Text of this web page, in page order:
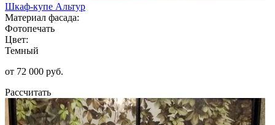
Шкаф-купе Альтур
Материал фасада:
Фотопечать
Цвет:
Темный
от 72 000 руб.
Рассчитать